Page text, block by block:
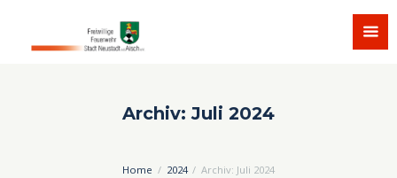
Archiv: Juli 2024
Home 2024 Archiv: Juli 2024